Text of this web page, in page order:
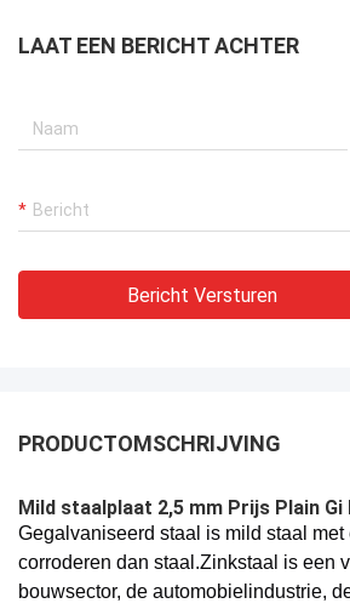
LAAT EEN BERICHT ACHTER
Bericht Versturen
PRODUCTOMSCHRIJVING
Mild staalplaat 2,5 mm Prijs Plain Gi
Gegalvaniseerd staal is mild staal
corroderen dan staal.Zinkstaal is een
bouwsector, de automobielindustrie,